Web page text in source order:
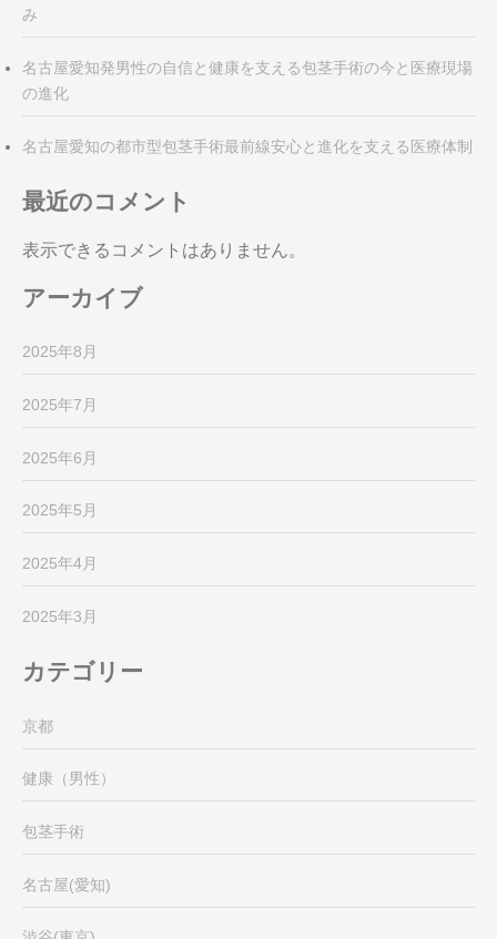
み
名古屋愛知発男性の自信と健康を支える包茎手術の今と医療現場
の進化
名古屋愛知の都市型包茎手術最前線安心と進化を支える医療体制
最近のコメント
表示できるコメントはありません。
アーカイブ
2025年8月
2025年7月
2025年6月
2025年5月
2025年4月
2025年3月
カテゴリー
京都
健康（男性）
包茎手術
名古屋(愛知)